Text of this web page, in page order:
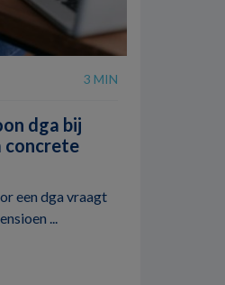
3 MIN
dga bij
concrete
een dga vraagt
...